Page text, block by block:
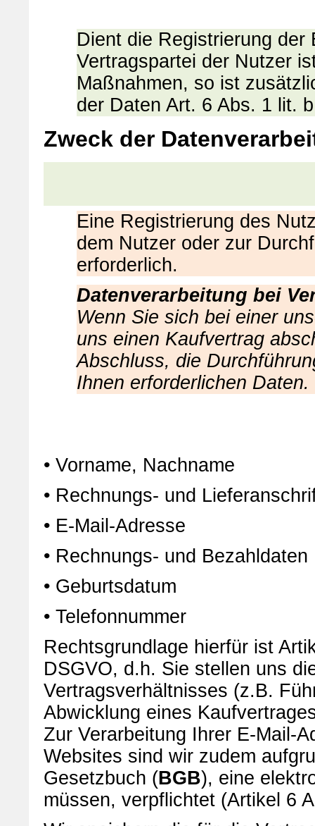
Dient die Registrierung
Vertragspartei der Nutzer
Maßnahmen, so ist
der Daten Art. 6 Abs. 1 lit.
Zweck der
Eine Registrierung des
dem Nutzer oder zur
erforderlich.
Datenverarbeitung bei
Wenn Sie sich bei einer
uns einen Kaufvertrag
Abschluss, die
Ihnen erforderlichen
• Vorname, Nachname
• Rechnungs- und
• E-Mail-Adresse
• Rechnungs- und Bezahldaten
• Geburtsdatum
• Telefonnummer
Rechtsgrundlage hierfür ist
DSGVO, d.h. Sie stellen uns
Vertragsverhältnisses (z.B.
Abwicklung eines
Zur Verarbeitung Ihrer E-Mail-
Websites sind wir zudem
Gesetzbuch (BGB), eine
müssen, verpflichtet (Artikel 6